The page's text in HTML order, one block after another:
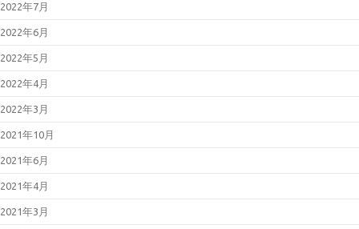
2026年01月14日
2025年12月23日
(CVE-2025-14733)
ける認証回避の脆弱性について
2025年12月12日
性について（CVE-2025-55182）
2022年7月
2022年6月
2022年5月
2022年4月
2022年3月
2021年10月
2021年6月
2021年4月
2021年3月